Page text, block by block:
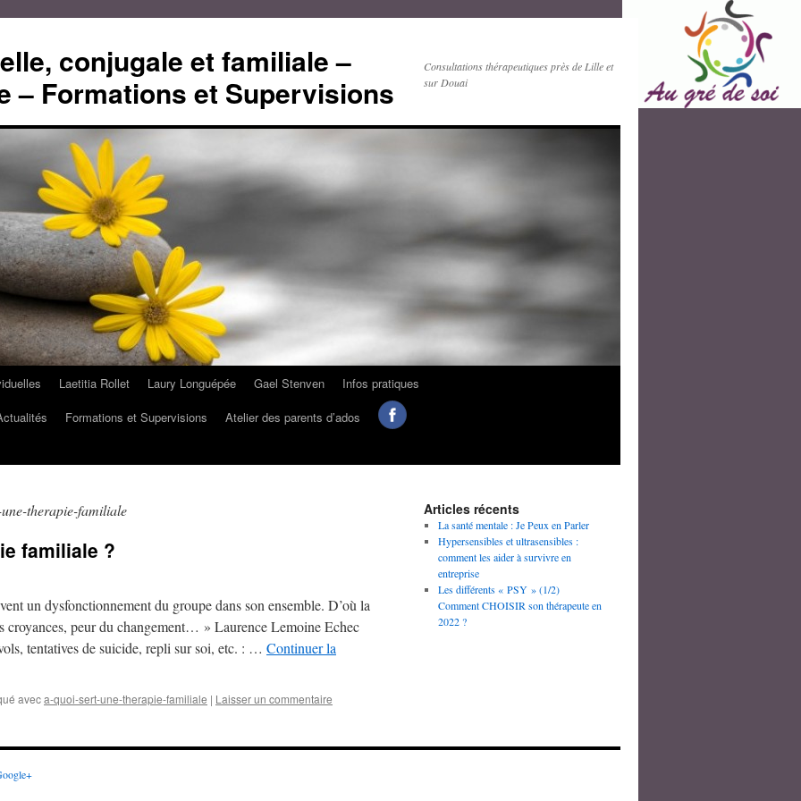
conjugale et familiale –
– Formations et Supervisions
Consultations thérapeutiques près de Lille et
sur Douai
Laetitia Rollet Laury Longuépée Gael Stenven
Infos pratiques
Formations et Supervisions Atelier des parents d’ados
therapie-familiale
familiale ?
un dysfonctionnement du groupe dans son ensemble. D’où la
croyances, peur du changement… » Laurence Lemoine Echec
tentatives de suicide, repli sur soi, etc. : … Continuer la
aveca-quoi-sert-une-therapie-familiale | Laisser un commentaire
Articles récents
La santé mentale : Je Peux en Parler
Hypersensibles et ultrasensibles :
comment les aider à survivre en
entreprise
Les différents « PSY » (1/2)
Comment CHOISIR son thérapeute en
2022 ?